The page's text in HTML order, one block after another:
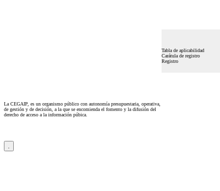
Tabla de aplicabilidad
Carátula de registro
Registro
La CEGAIP, es un organismo público con autonomía presupuestaria, operativa,
de gestión y de decisión, a la que se encomienda el fomento y la difusión del
derecho de acceso a la información púbica.